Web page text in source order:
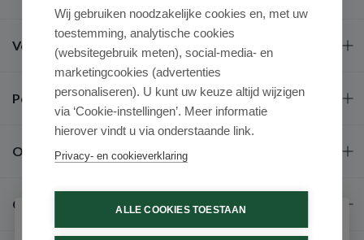
Veel gestelde vragen
Populaire merken
Over ons
Contact
Wij gebruiken noodzakelijke cookies en, met uw
toestemming, analytische cookies
(websitegebruik meten), social-media- en
marketingcookies (advertenties
personaliseren). U kunt uw keuze altijd wijzigen
via ‘Cookie-instellingen’. Meer informatie
hierover vindt u via onderstaande link.
Privacy- en cookieverklaring
ALLE COOKIES TOESTAAN
Schrijf je in voor onze nieuwsbrief